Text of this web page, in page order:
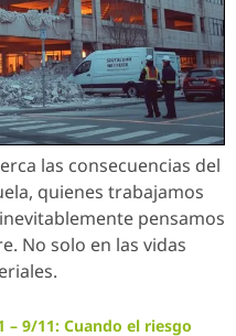
las consecuencias del
quienes trabajamos
pensamos
No solo en las vidas
– 9/11: Cuando el riesgo